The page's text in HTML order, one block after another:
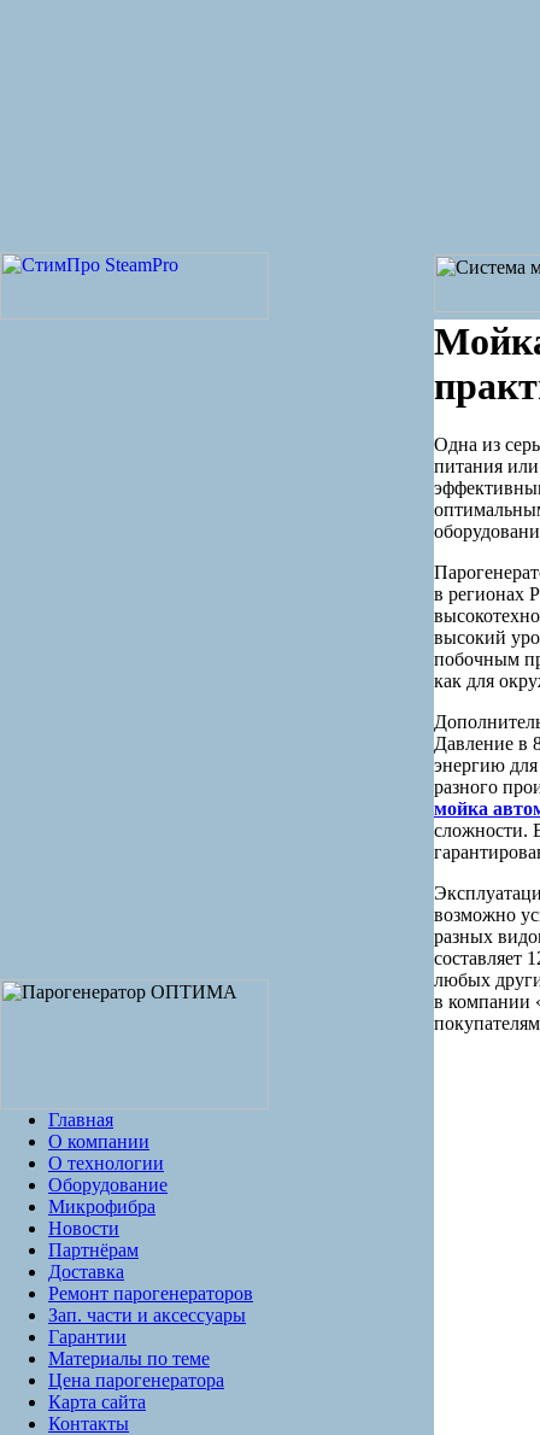
Главная
О компании
О технологии
Оборудование
Микрофибра
Новости
Партнёрам
Доставка
Ремонт парогенераторов
Зап. части и аксессуары
Гарантии
Материалы по теме
Цена парогенератора
Карта сайта
Контакты
Одна из
питания
в регионах
высокий
побочным
как для
Давление в
энергию
разного
мойка
сложности.
возможно
разных
составляет
любых
в компании